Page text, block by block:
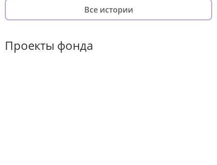
Все истории
Проекты фонда